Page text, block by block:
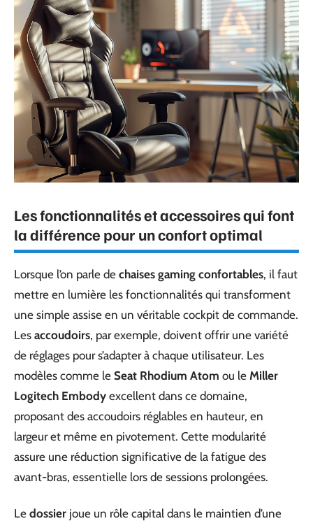
Les fonctionnalités et accessoires qui font
la différence pour un confort optimal
Lorsque l’on parle de chaises gaming confortables, il faut
mettre en lumière les fonctionnalités qui transforment
une simple assise en un véritable cockpit de commande.
Les accoudoirs, par exemple, doivent offrir une variété
de réglages pour s’adapter à chaque utilisateur. Les
modèles comme le Seat Rhodium Atom ou le Miller
Logitech Embody excellent dans ce domaine,
proposant des accoudoirs réglables en hauteur, en
largeur et même en pivotement. Cette modularité
assure une réduction significative de la fatigue des
avant-bras, essentielle lors de sessions prolongées.
Le dossier joue un rôle capital dans le maintien d’une